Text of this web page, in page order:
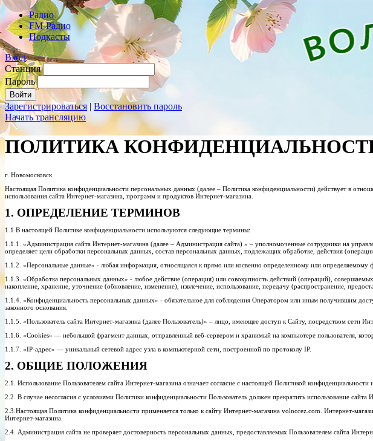
Радио
FM-Радио
Подкасты
Вход
Станция
Пароль
Зарегистрироваться | Восстановить пароль
Начать трансляцию
ПОЛИТИКА
г. Новомосковск
Настоящая Политика конфиденциальности персональных данных (далее – Политика конфиденциальности) действует в
использования сайта Интернет-магазина, программ и продуктов Интернет-магазина.
1. ОПРЕДЕЛЕНИЕ ТЕРМИНОВ
1.1 В настоящей Политике конфиденциальности используются следующие термины:
1.1.1. «Администрация сайта Интернет-магазина (далее – Администрация сайта) » – уполномоченные сотрудники на
определяет цели обработки персональных данных, состав персональных данных, подлежащих обработке, действия
1.1.2. «Персональные данные» - любая информация, относящаяся к прямо или косвенно определенному или определяемому
1.1.3. «Обработка персональных данных» - любое действие (операция) или совокупность действий (операций),
накопление, хранение, уточнение (обновление, изменение), извлечение, использование, передачу (распространение,
1.1.4. «Конфиденциальность персональных данных» - обязательное для соблюдения Оператором или иным получившим
законного основания.
1.1.5. «Пользователь сайта Интернет-магазина (далее Пользователь)» – лицо, имеющее доступ к Сайту, посредством сети
1.1.6. «Cookies» — небольшой фрагмент данных, отправленный веб-сервером и хранимый на компьютере пользователя,
1.1.7. «IP-адрес» — уникальный сетевой адрес узла в компьютерной сети, построенной по протоколу IP.
2. ОБЩИЕ ПОЛОЖЕНИЯ
2.1. Использование Пользователем сайта Интернет-магазина означает согласие с настоящей Политикой
2.2. В случае несогласия с условиями Политики конфиденциальности Пользователь должен прекратить использование сайта
2.3.Настоящая Политика конфиденциальности применяется только к сайту Интернет-магазина volnorez.com. Интернет-
Интернет-магазина.
2.4. Администрация сайта не проверяет достоверность персональных данных, предоставляемых Пользователем сайта